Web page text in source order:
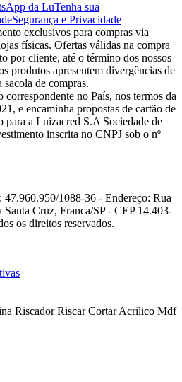
da LuTenha sua
Segurança e Privacidade
exclusivos para compras via
físicas. Ofertas válidas na compra
por cliente, até o término dos nossos
produtos apresentem divergências de
de compras.
no País, nos termos da
e encaminha propostas de cartão de
para a Luizacred S.A Sociedade de
inscrita no CNPJ sob o nº
1088-36 - Endereço: Rua
Cruz, Franca/SP - CEP 14.403-
os direitos reservados.
Riscador Riscar Cortar Acrilico Mdf